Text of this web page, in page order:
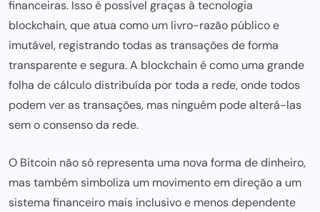
financeiras. Isso é possível graças à tecnologia
blockchain, que atua como um livro-razão público e
imutável, registrando todas as transações de forma
transparente e segura. A blockchain é como uma grande
folha decálculo distribuída portoda a rede, onde todos
podem ver as transações, mas ninguém pode alterá-las
sem o consenso da rede.
O Bitcoin não só representa uma nova forma de dinheiro,
mas também simboliza um movimento em direção a um
sistema financeiro mais inclusivo e menos dependente